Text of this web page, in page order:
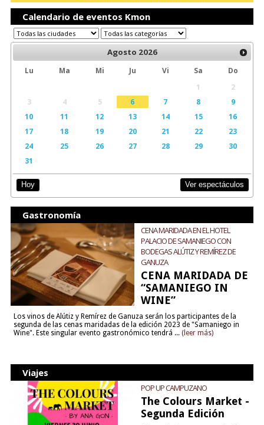
Calendario de eventos Kmon
Agosto 2026
Lu Ma Mi Ju Vi Sa
Do
1
2
3
4 5 6 7 8
9
10
11 12 13 14 15
16
17
18 19 20 21 22
23
24
25 26 27 28 29
30
31
Hoy Ver espectáculos
Gastronomía
CENA MARIDADA EN EL HOTEL
PALACIO DE SAMANIEGO CON
BODEGAS ALÚTIZ Y REMÍREZ DE
GANUZA
CENA MARIDADA DE
“SAMANIEGO IN
WINE”
Los vinos de Alútiz y Remírez de Ganuza serán los participantes de la
segunda de las cenas maridadas de la edición 2023 de "Samaniego in
Wine". Este singular evento gastronómico tendrá ... (leer más)
Viajes
POP UP CAMPUZANO
The Colours Market -
Segunda Edición